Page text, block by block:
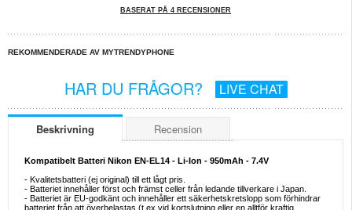
BASERAT PÅ 4 RECENSIONER
REKOMMENDERADE AV MYTRENDYPHONE
HAR DU FRÅGOR? LIVE CHAT
Beskrivning Recension
Kompatibelt Batteri Nikon EN-EL14 - Li-Ion - 950mAh - 7.4V
- Kvalitetsbatteri (ej original) till ett lågt pris.
- Batteriet innehåller först och främst celler från ledande tillverkare i Japan.
- Batteriet är EU-godkänt och innehåller ett säkerhetskretslopp som förhindrar
batteriet från att överbelastas (t ex vid kortslutning eller en alltför kraftig